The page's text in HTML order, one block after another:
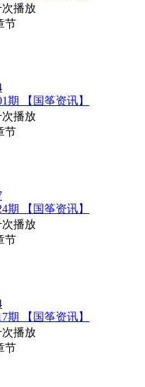
次播放
节
期 【国筝资讯】
次播放
节
期 【国筝资讯】
次播放
节
期 【国筝资讯】
次播放
节